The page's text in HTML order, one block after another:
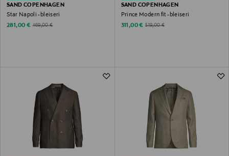
SAND COPENHAGEN
Star Napoli -bleiseri
Discounted Price
281,00 € Original Price
469,00 €
SAND COPENHAGEN
Prince Modern fit -bleiseri
Discounted Price
311,00 € Original Price
519,00 €